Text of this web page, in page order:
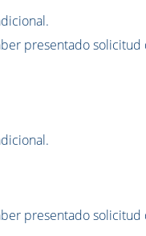
presentado solicitud
presentado solicitud